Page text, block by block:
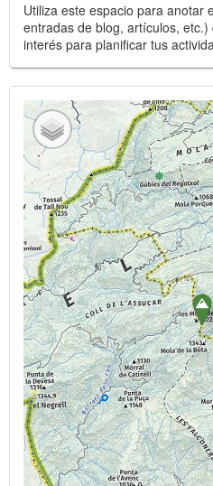
Utiliza este espacio para anotar
entradas de blog, artículos,
interés para planificar tus